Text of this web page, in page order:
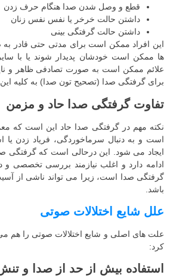
قطع و وصل شدن صدا هنگام حرف زدن
داشتن حالت خرخر یا نفس نفس زنان
داشتن حالت گرفتگی بینی
این افراد ممکن است برای مدتی حتی قادر به
ها ممکن است خودشان پدیدار شوند یا با
علائم ممکن است به صورت تصادفی ظاهر و
برای گرفتگی صدا (تصحیح تون صدا) به کلیه
تفاوت گرفتگی صدا حاد و مزمن
نکته مهم در گرفتگی صدا حاد این است که
است و به دنبال سرماخوردگی، فریاد زدن یا
ادامه دارد و اغلب نیازمند بررسی تخصصی و
گرفتگی صدا است، زیرا می‌ تواند ناشی از
باشد.
علل شایع اختلالات صوتی
علت های اصلی و شایع اختلالات صوتی را هم
کرد:
استفاده بیش از حد از صدا و